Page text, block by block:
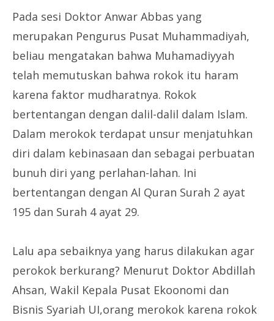
Pada sesi Doktor Anwar Abbas yang
merupakan Pengurus Pusat Muhammadiyah,
beliau mengatakan bahwa Muhamadiyyah
telah memutuskan bahwa rokok itu haram
karena faktor mudharatnya. Rokok
bertentangan dengan dalil-dalil dalam Islam.
Dalam merokok terdapat unsur menjatuhkan
diri dalam kebinasaan dan sebagai perbuatan
bunuh diri yang perlahan-lahan. Ini
bertentangan dengan Al Quran Surah 2 ayat
195 dan Surah 4 ayat 29.
Lalu apa sebaiknya yang harus dilakukan agar
perokok berkurang? Menurut Doktor Abdillah
Ahsan, Wakil Kepala Pusat Ekoonomi dan
Bisnis Syariah UI,orang merokok karena rokok